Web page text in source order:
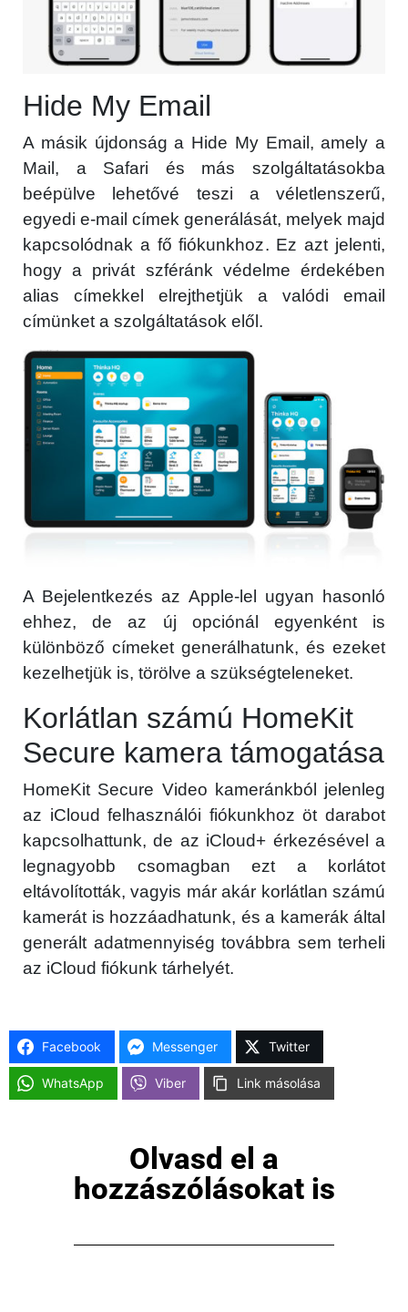
Hide My Email
A másik újdonság a Hide My Email, amely a
Mail, a Safari és más szolgáltatásokba
beépülve lehetővé teszi a véletlenszerű,
egyedi e-mail címek generálását, melyek majd
kapcsolódnak a fő fiókunkhoz. Ez azt jelenti,
hogy a privát szféránk védelme érdekében
alias címekkel elrejthetjük a valódi email
címünket a szolgáltatások elől.
A Bejelentkezés az Apple-lel ugyan hasonló
ehhez, de az új opciónál egyenként is
különböző címeket generálhatunk, és ezeket
kezelhetjük is, törölve a szükségteleneket.
Korlátlan számú HomeKit
Secure kamera támogatása
HomeKit Secure Video kameránkból jelenleg
az iCloud felhasználói fiókunkhoz öt darabot
kapcsolhattunk, de az iCloud+ érkezésével a
legnagyobb csomagban ezt a korlátot
eltávolították, vagyis már akár korlátlan számú
kamerát is hozzáadhatunk, és a kamerák által
generált adatmennyiség továbbra sem terheli
az iCloud fiókunk tárhelyét.
Facebook Messenger Twitter
WhatsApp Viber Link másolása
Olvasd el a
hozzászólásokat is